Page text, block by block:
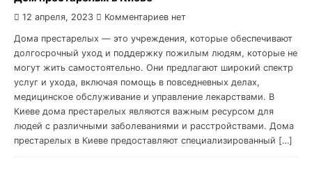
12 апреля, 2023 Комментариев нет
Дома престарелых — это учреждения, которые обеспечивают
долгосрочный уход и поддержку пожилым людям, которые не
могут жить самостоятельно. Они предлагают широкий спектр
услуг и ухода, включая помощь в повседневных делах,
медицинское обслуживание и управление лекарствами. В
Киеве дома престарелых являются важным ресурсом для
людей с различными заболеваниями и расстройствами. Дома
престарелых в Киеве предоставляют специализированный […]